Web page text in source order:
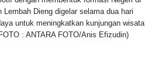
Lembah Dieng digelar selama dua hari
untuk meningkatkan kunjungan wisata
: ANTARA FOTO/Anis Efizudin)